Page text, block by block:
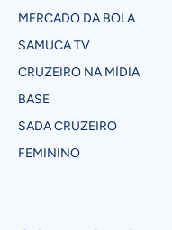
MERCADO DA BOLA
SAMUCA TV
CRUZEIRO NA MÍDIA
BASE
SADA CRUZEIRO
FEMININO